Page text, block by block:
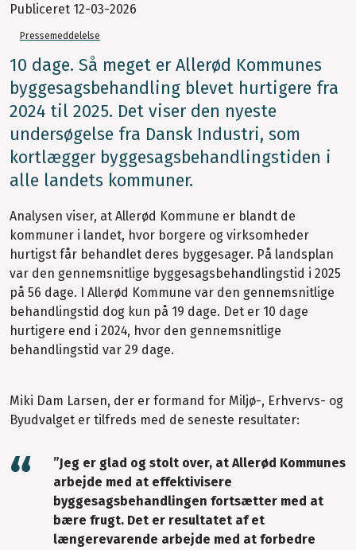
Publiceret 12-03-2026
Pressemeddelelse
10 dage. Så meget er Allerød Kommunes
byggesagsbehandling blevet hurtigere fra
2024 til 2025. Det viser den nyeste
undersøgelse fra Dansk Industri, som
kortlægger byggesagsbehandlingstiden i
alle landets kommuner.
Analysen viser, at Allerød Kommune er blandt de
kommuner i landet, hvor borgere og virksomheder
hurtigst får behandlet deres byggesager. På landsplan
var den gennemsnitlige byggesagsbehandlingstid i 2025
på 56 dage. I Allerød Kommune var den gennemsnitlige
behandlingstid dog kun på 19 dage. Det er 10 dage
hurtigere end i 2024, hvor den gennemsnitlige
behandlingstid var 29 dage.
Miki Dam Larsen, der er formand for Miljø-, Erhvervs- og
Byudvalget er tilfreds med de seneste resultater:
”Jeg er glad og stolt over, at Allerød Kommunes
arbejde med at effektivisere
byggesagsbehandlingen fortsætter med at
bære frugt. Det er resultatet af et
længerevarende arbejde med at forbedre